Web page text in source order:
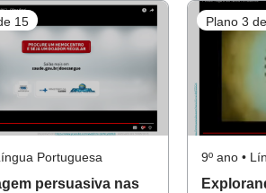
15
Portuguesa
persuasiva nas
Plano 3
9º ano •